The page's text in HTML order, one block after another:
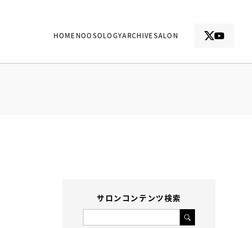
HOME NOOSOLOGYARCHIVESALON
サロンコンテンツ検索